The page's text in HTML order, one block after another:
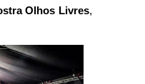
Olhos Livres,